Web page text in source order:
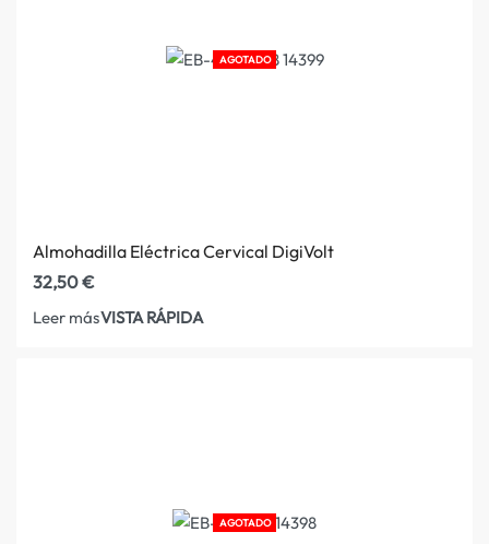
AGOTADO
Almohadilla Eléctrica Cervical DigiVolt
32,50€
Leer másVISTA RÁPIDA
AGOTADO